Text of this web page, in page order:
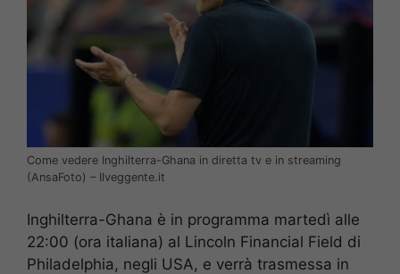
Come vedere Inghilterra-Ghana in diretta tv e in streaming
(AnsaFoto) – Ilveggente.it
Inghilterra-Ghana è in programma martedì alle
22:00 (ora italiana) al Lincoln Financial Field di
Philadelphia, negli USA, e verrà trasmessa in